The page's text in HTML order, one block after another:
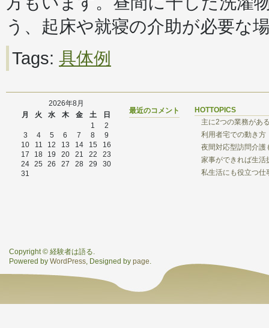
う、起床や就寝の介助が必要な
Tags: 具体例
2026年8月
月
火 水 木 金 土
日
1
2
3
4 5 6 7 8
9
10
11 12 13 14 15
16
17
18 19 20 21 22
23
24 25 26 27 28 29
30
31
最近のコメント
HOTTOPICS
主に2つの業務があ
利用者宅での動き方
夜間対応型訪問介護
家事ができれば生活
私生活にも役立つ仕
Copyright © 経験者は語る.
Powered by WordPress, Designed by page.